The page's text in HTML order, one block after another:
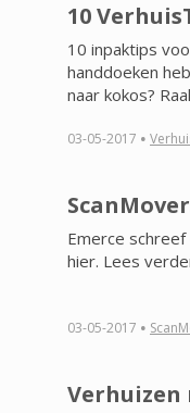
10
10 inpaktips
handdoeken
naar kokos?
03-05-2017 ·
Emerce
hier. Lees
03-05-2017 ·
Verhuizen